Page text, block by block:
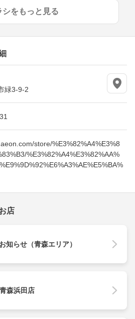
シをもっと見る
緑3-9-2
store/%E3%82%A4%E3%8
%E3%82%A4%E3%82%AA%
店
らせ（青森エリア）
森浜田店